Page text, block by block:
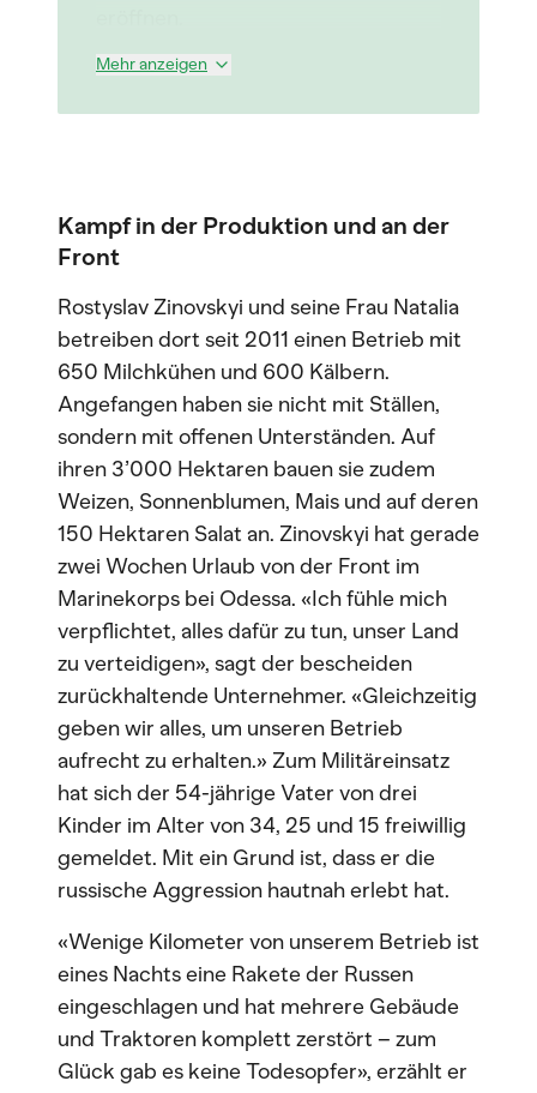
Mehr anzeigen
Kampf in der Produktion und an der
Front
Rostyslav Zinovskyi und seine Frau Natalia
betreiben dort seit 2011 einen Betrieb mit
650 Milchkühen und 600 Kälbern.
Angefangen haben sie nicht mit Ställen,
sondern mit offenen Unterständen. Auf
ihren 3’000 Hektaren bauen sie zudem
Weizen, Sonnenblumen, Mais und auf deren
150 Hektaren Salat an. Zinovskyi hat gerade
zwei Wochen Urlaub von der Front im
Marinekorps bei Odessa. «Ich fühle mich
verpflichtet, alles dafür zu tun, unser Land
zu verteidigen», sagt der bescheiden
zurückhaltende Unternehmer. «Gleichzeitig
geben wir alles, um unseren Betrieb
aufrecht zu erhalten.» Zum Militäreinsatz
hat sich der 54-jährige Vater von drei
Kinder im Alter von 34, 25 und 15 freiwillig
gemeldet. Mit ein Grund ist, dass er die
russische Aggression hautnah erlebt hat.
«Wenige Kilometer von unserem Betrieb ist
eines Nachts eine Rakete der Russen
eingeschlagen und hat mehrere Gebäude
und Traktoren komplett zerstört – zum
Glück gab es keine Todesopfer», erzählt er